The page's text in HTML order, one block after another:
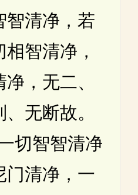
智清净，若
智清净，
，无二、
无断故。
智智清净
门清净，一